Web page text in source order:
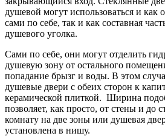
душевой могут использоваться и как
сами по себе, так и как составная
душевого уголка.
Сами по себе, они могут отделить
душевую зону от остального
попадание брызг и воды. В этом
душевые двери с обеих сторон к
керамической плиткой. Ширина
позволяет, как просто, от стены и до
комнату на две зоны или душевая
установлена в нишу.